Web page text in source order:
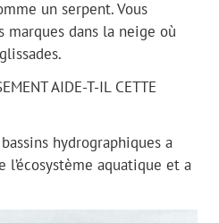
un serpent. Vous
marques dans la neige où
AIDE-T-IL CETTE
hydrographiques a
l’écosystème aquatique et a